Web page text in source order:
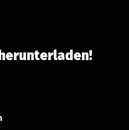
herunterladen!